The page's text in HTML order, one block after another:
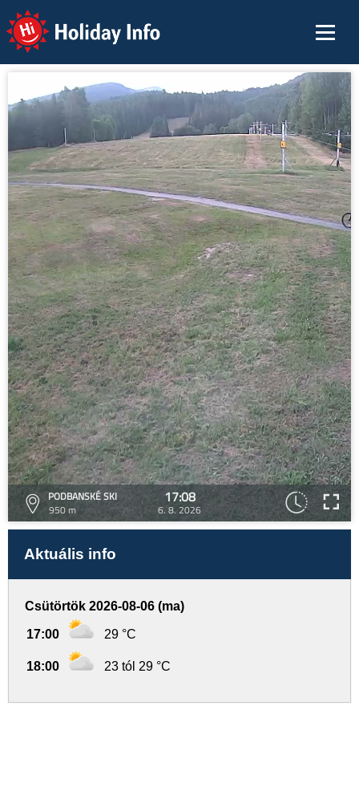
Holiday Info
PODBANSKÉ SKI
950 m
17:08
6. 8. 2026
Aktuális info
Csütörtök 2026-08-06 (ma)
17:00 29 °C
18:00 23 tól 29 °C